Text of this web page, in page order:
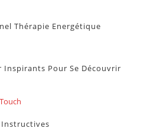
Thérapie Energétique
Inspirants Pour Se Découvrir
Instructives